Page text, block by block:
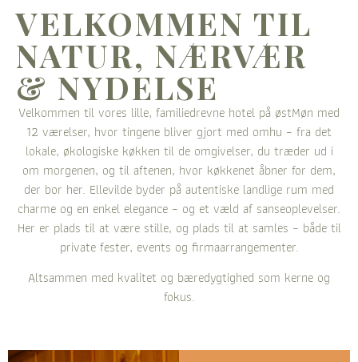
VELKOMMEN TIL
NATUR, NÆRVÆR
& NYDELSE
Velkommen til vores lille, familiedrevne hotel på østMøn med
12 værelser, hvor tingene bliver gjort med omhu – fra det
lokale, økologiske køkken til de omgivelser, du træder ud i
om morgenen, og til aftenen, hvor køkkenet åbner for dem,
der bor her. Ellevilde byder på autentiske landlige rum med
charme og en enkel elegance – og et væld af sanseoplevelser.
Her er plads til at være stille, og plads til at samles – både til
private fester, events og firmaarrangementer.
Altsammen med kvalitet og bæredygtighed som kerne og
fokus.